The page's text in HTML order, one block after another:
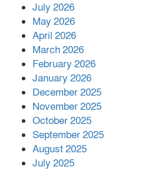
পর ফোন
July 2026
May 2026
April 2026
March 2026
February 2026
January 2026
December 2025
November 2025
October 2025
September 2025
August 2025
July 2025